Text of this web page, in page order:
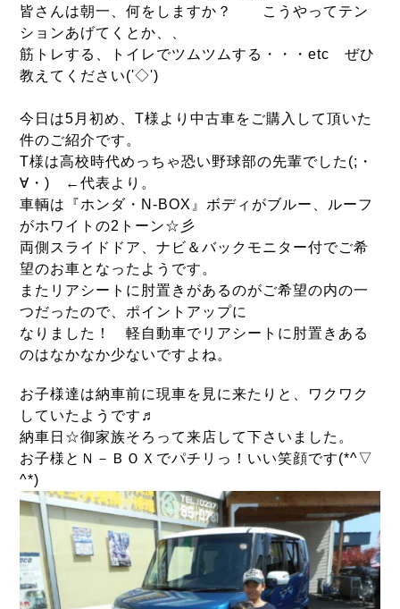
皆さんは朝一、何をしますか？ こうやってテン
ションあげてくとか、、
筋トレする、トイレでツムツムする・・・etc ぜひ
教えてください('◇')ゞ
今日は5月初め、T様より中古車をご購入して頂いた
件のご紹介です。
T様は高校時代めっちゃ恐い野球部の先輩でした(;・
∀・) ←代表より。
車輌は『ホンダ・N-BOX』ボディがブルー、ルーフ
がホワイトの2トーン☆彡
両側スライドドア、ナビ＆バックモニター付でご希
望のお車となったようです。
またリアシートに肘置きがあるのがご希望の内の一
つだったので、ポイントアップに
なりました！ 軽自動車でリアシートに肘置きある
のはなかなか少ないですよね。
お子様達は納車前に現車を見に来たりと、ワクワク
していたようです♬
納車日☆御家族そろって来店して下さいました。
お子様とＮ－ＢＯＸでパチリっ！いい笑顔です(*^▽
^*)